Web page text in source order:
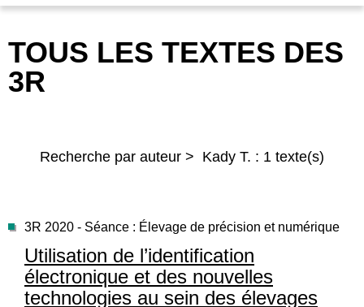
TOUS LES TEXTES DES
3R
Recherche par auteur > Kady T. : 1 texte(s)
3R 2020 - Séance : Élevage de précision et numérique
Utilisation de l’identification
électronique et des nouvelles
technologies au sein des élevages